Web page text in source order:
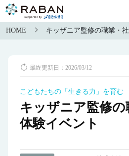
HOME キッザニア監修の職業・
最終更新日：2026/03/12
こどもたちの「生きる力」を育む
キッザニア監修の
体験イベント